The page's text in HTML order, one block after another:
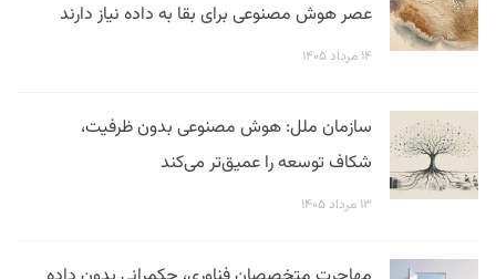
عصر هوش مصنوعی برای بقا به داده نیاز دارند
۱۴ مرداد ۱۴۰۵
سازمان ملل: هوش مصنوعی بدون ظرفیت،
شکاف توسعه را عمیق‌تر می‌کند
۱۳ مرداد ۱۴۰۵